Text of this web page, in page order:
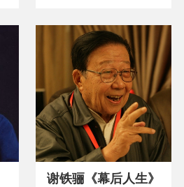
谢铁骊《幕后人生》